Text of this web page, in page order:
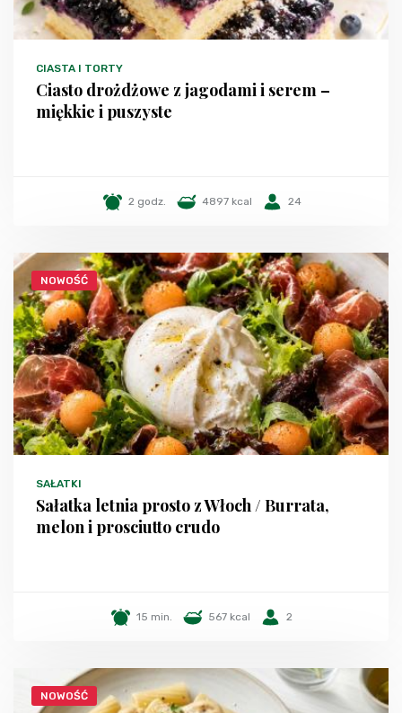
CIASTA I TORTY
Ciasto drożdżowe z jagodami i serem –
miękkie i puszyste
2 godz. 4897 kcal 24
NOWOŚĆ
SAŁATKI
Sałatka letnia prosto z Włoch / Burrata,
melon i prosciutto crudo
15 min. 567 kcal 2
NOWOŚĆ